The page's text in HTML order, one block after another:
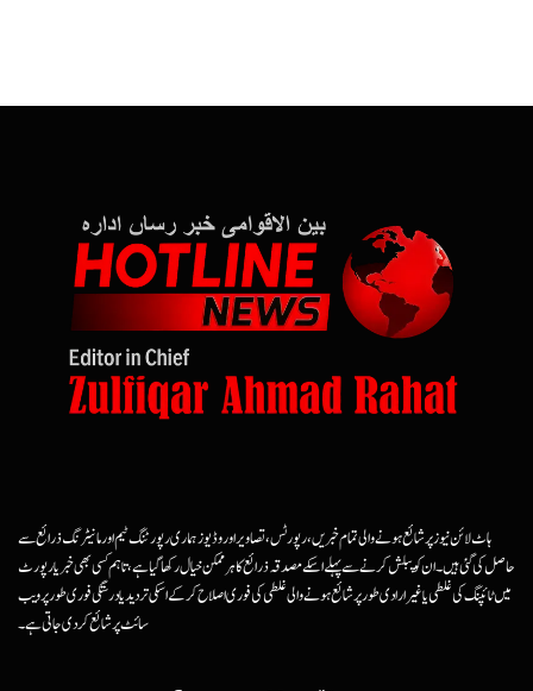
ہاٹ لائن نیوز پر شائع ہونے والی تمام خبریں، رپورٹس، تصاویر اور وڈیوز ہماری رپورٹنگ ٹیم اور مانیٹرنگ ذرائع سے
حاصل کی گئی ہیں۔ ان کو پبلش کرنے سے پہلے اسکے مصدقہ ذرائع کا ہرممکن خیال رکھا گیا ہے، تاہم کسی بھی خبر یا رپورٹ
میں ٹائپنگ کی غلطی یا غیرارادی طور پر شائع ہونے والی غلطی کی فوری اصلاح کرکے اسکی تردید یا درستگی فوری طور پر ویب
سائٹ پر شائع کردی جاتی ہے۔